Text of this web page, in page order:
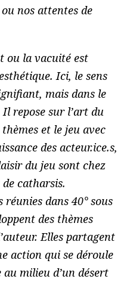
nos attentes de
ou la vacuité est
Ici, le sens
mais dans le
repose sur l’art du
et le jeu avec
des acteur.ice.s,
du jeu sont chez
catharsis.
réunies dans 40° sous
des thèmes
Elles partagent
action qui se déroule
milieu d’un désert